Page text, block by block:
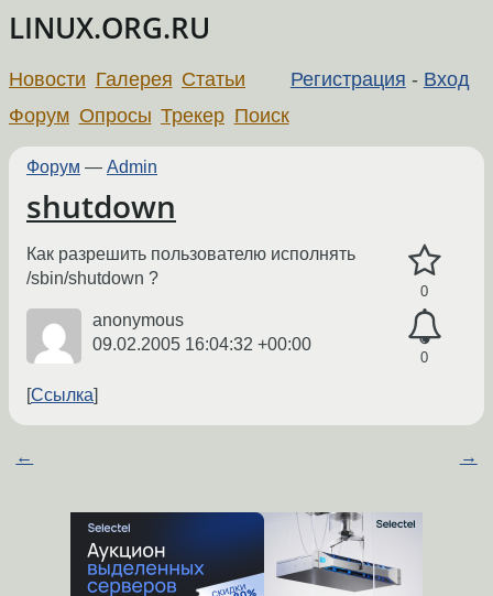
LINUX.ORG.RU
Регистрация - Вход
Новости Галерея Статьи
Форум Опросы Трекер Поиск
Форум — Admin
shutdown
0
0
Как разрешить пользователю исполнять
/sbin/shutdown ?
anonymous
09.02.2005 16:04:32 +00:00
Ссылка
← →